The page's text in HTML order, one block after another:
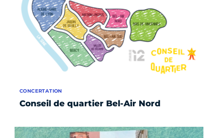
Conseil de quartier Bel-Air Nord
CONCERTATION